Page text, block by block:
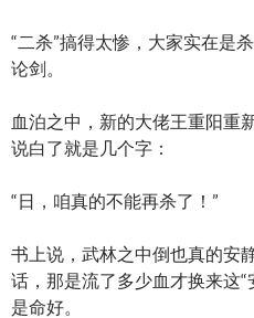
“二杀”搞得太惨，大家实在是
论剑。
血泊之中，新的大佬王重阳重
说白了就是几个字：
“日，咱真的不能再杀了！”
书上说，武林之中倒也真的安
话，那是流了多少血才换来这
是命好。